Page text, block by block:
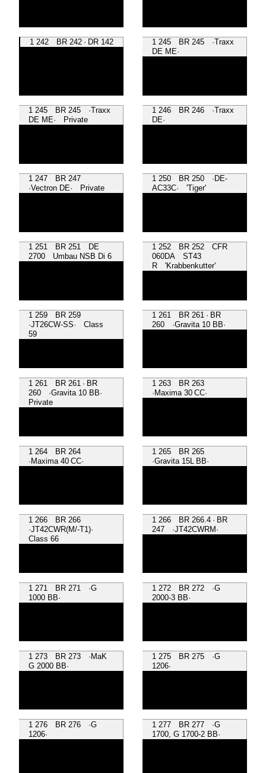
1 242 BR 242 · DR 142
1 245 BR 245 ·Traxx
DE ME·
1 245 BR 245 ·Traxx
DE ME· Private
1 246 BR 246 ·Traxx
DE·
1 247 BR 247
·Vectron DE· Private
1 250 BR 250 ·DE-
AC33C· 'Tiger'
1 251 BR 251 DE
2700 Umbau NSB Di 6
1 252 BR 252 CFR
060DA ST43
R 'Krabbenkutter'
1 259 BR 259
·JT26CW-SS· Class
59
1 261 BR 261 · BR
260 ·Gravita 10 BB·
1 261 BR 261 · BR
260 ·Gravita 10 BB·
Private
1 263 BR 263
·Maxima 30 CC·
1 264 BR 264
·Maxima 40 CC·
1 265 BR 265
·Gravita 15L BB·
1 266 BR 266
·JT42CWR(M/-T1)·
Class 66
1 266 BR 266.4 · BR
247 ·JT42CWRM·
1 271 BR 271 ·G
1000 BB·
1 272 BR 272 ·G
2000-3 BB·
1 273 BR 273 ·MaK
G 2000 BB·
1 275 BR 275 ·G
1206·
1 276 BR 276 ·G
1206·
1 277 BR 277 ·G
1700, G 1700-2 BB·